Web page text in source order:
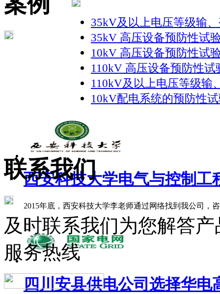
35kV及以上电压等级输
35kV 高压设备预防性试
10kV 高压设备预防性试
110kV 高压设备预防性
110kV及以上电压等级输
10kV配电系统的预防性
西安科技大学电气与控制工
2015年底，西安科技大学李老师通过网络找到我公司，
四川安县供电公司选择华电
联系我们
及时联系我们为您解答
服务热线